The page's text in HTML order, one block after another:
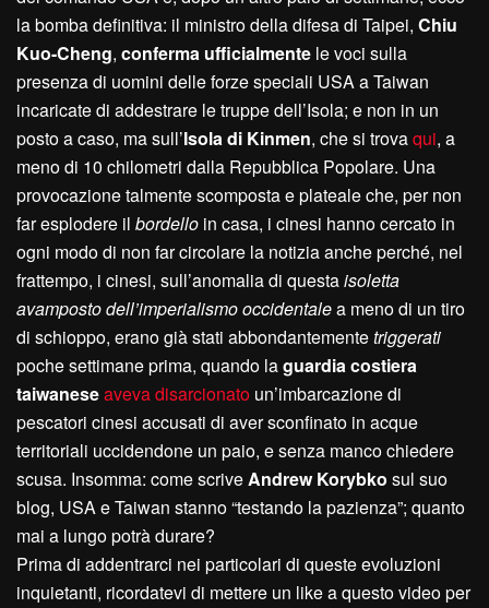
la bomba definitiva: il ministro della difesa di Taipei, Chiu
Kuo-Cheng, conferma ufficialmente le voci sulla
presenza di uomini delle forze speciali USA a Taiwan
incaricate di addestrare le truppe dell’Isola; e non in un
posto a caso, ma sull’Isola di Kinmen, che si trovaqui, a
meno di 10 chilometri dalla Repubblica Popolare. Una
provocazione talmente scomposta e plateale che, per non
far esplodere il bordello in casa, i cinesi hanno cercato in
ogni modo di non far circolare la notizia anche perché, nel
frattempo, i cinesi, sull’anomalia di questaisoletta
avamposto dell’imperialismo occidentalea meno di un tiro
di schioppo, erano già stati abbondantementetriggerati
poche settimane prima, quando laguardia costiera
taiwaneseaveva disarcionato un’imbarcazione di
pescatori cinesi accusati di aver sconfinato in acque
territoriali uccidendone un paio, e senza manco chiedere
scusa. Insomma: come scriveAndrew Korybko sul suo
blog, USA e Taiwan stanno “testando la pazienza”; quanto
mai a lungo potrà durare?
Prima di addentrarci nei particolari di queste evoluzioni
inquietanti, ricordatevi di mettere un like a questo video per